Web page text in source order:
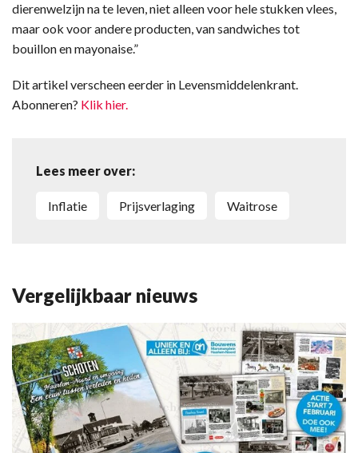
dierenwelzijn na te leven, niet alleen voor hele stukken vlees,
maar ook voor andere producten, van sandwiches tot
bouillon en mayonaise.”
Dit artikel verscheen eerder in Levensmiddelenkrant.
Abonneren? Klik hier.
Lees meer over:
inflatie prijsverlaging Waitrose
Vergelijkbaar nieuws